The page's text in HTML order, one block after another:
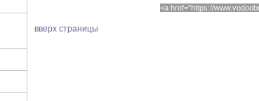
<a href="https://
вверх страницы